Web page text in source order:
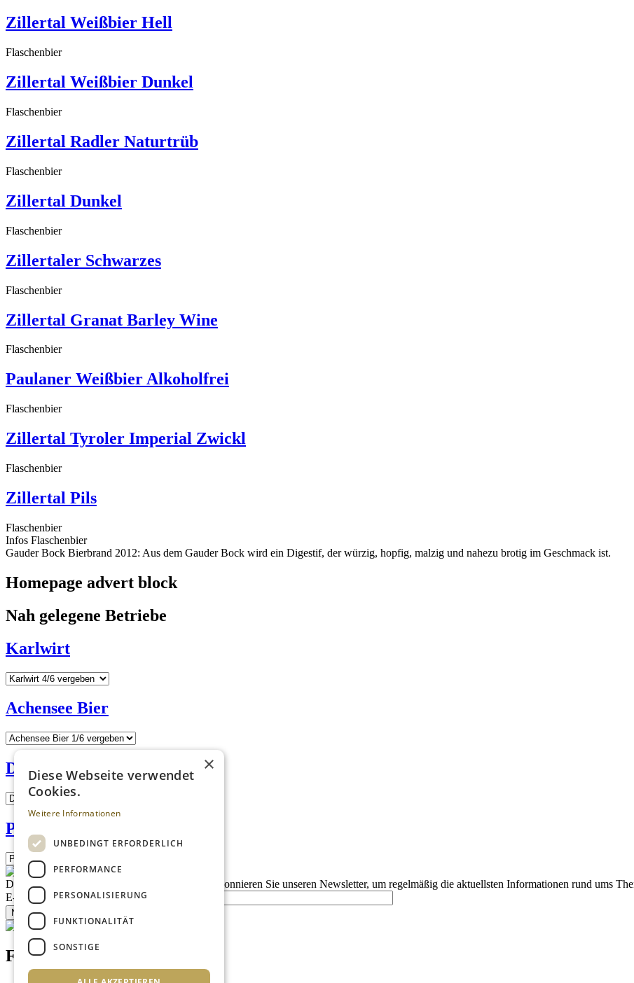
Zillertal Weißbier Hell
Flaschenbier
Zillertal Weißbier Dunkel
Flaschenbier
Zillertal Radler Naturtrüb
Flaschenbier
Zillertal Dunkel
Flaschenbier
Zillertaler Schwarzes
Flaschenbier
Zillertal Granat Barley Wine
Flaschenbier
Paulaner Weißbier Alkoholfrei
Flaschenbier
Zillertal Tyroler Imperial Zwickl
Flaschenbier
Zillertal Pils
Flaschenbier
Infos Flaschenbier
Gauder Bock Bierbrand 2012: Aus dem Gauder Bock wird ein Digestif, der würzig, hopfig, malzig und nahezu brotig im Geschmack ist.
Homepage advert block
Nah gelegene Betriebe
Karlwirt
Achensee Bier
Dun Aengus Irish Pub
Platzbräu
Description
Abonnieren Sie unseren Newsletter, um regelmäßig die aktuellsten Informationen rund ums
E-Mail
Newsletter bestellen
Footer menu (DE)
×
Diese Webseite verwendet
Cookies.
Weitere Informationen
UNBEDINGT ERFORDERLICH
PERFORMANCE
PERSONALISIERUNG
FUNKTIONALITÄT
SONSTIGE